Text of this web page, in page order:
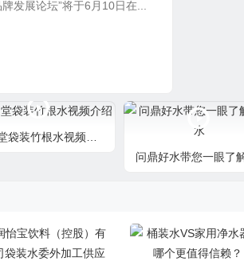
发展论坛”将于6月10日在...
三中堂袋装竹根水视频介绍